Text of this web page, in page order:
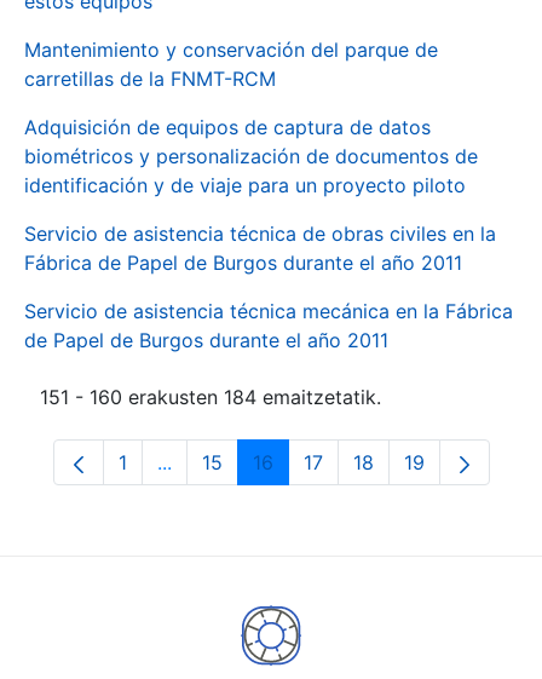
Mantenimiento y conservación del parque de
carretillas de la FNMT-RCM
Adquisición de equipos de captura de datos
biométricos y personalización de documentos de
identificación y de viaje para un proyecto piloto
Servicio de asistencia técnica de obras civiles en la
Fábrica de Papel de Burgos durante el año 2011
Servicio de asistencia técnica mecánica en la Fábrica
de Papel de Burgos durante el año 2011
151 - 160 erakusten 184 emaitzetatik.
Orrialdea
1 ...Intermediate Pages Use TAB to navigate.
Orrialdea
15 Orrialdea
16 Orrialdea
17 Orrialdea
18 Orrialdea
19